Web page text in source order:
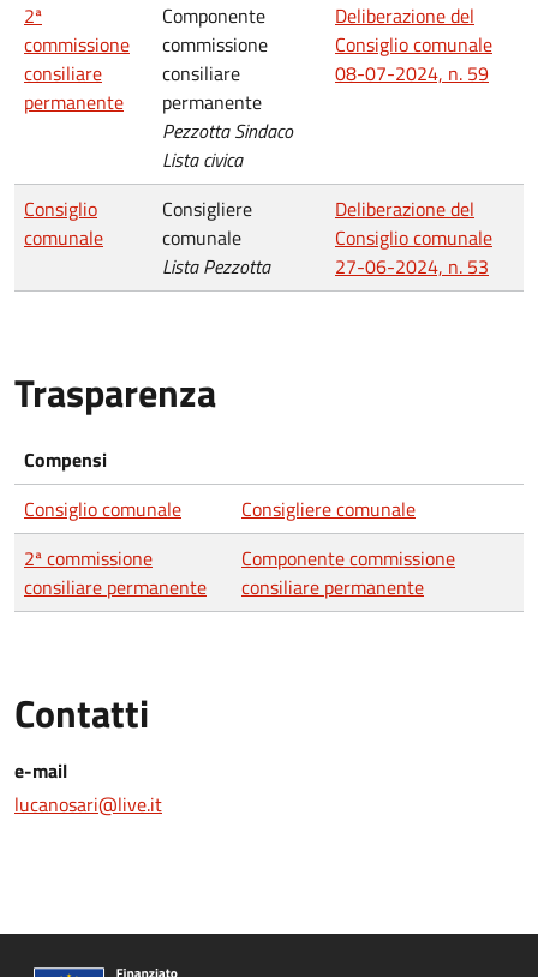
2ª
commissione
consiliare
permanente
Componente
commissione
consiliare
permanente
Pezzotta Sindaco
Lista civica
Deliberazione del
Consiglio comunale
08-07-2024, n. 59
Consiglio
comunale
Consigliere
comunale
Lista Pezzotta
Deliberazione del
Consiglio comunale
27-06-2024, n. 53
Trasparenza
Compensi
Consiglio comunale
Consigliere comunale
2ª commissione
consiliare permanente
Componente commissione
consiliare permanente
Contatti
e-mail
lucanosari@live.it